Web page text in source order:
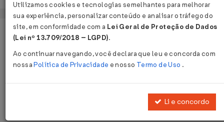
Página Inicial Legislações
Provimento OAB Nº 112 DE
Utilizamos cookies e tecnologias semelhantes para melhorar
sua experiência, personalizar conteúdo e analisar o tráfego do
site, em conformidade com a Lei Geral de Proteção de Dados
(Lei nº 13.709/2018 – LGPD).
Ao continuar navegando, você declara que leu e concorda com
nossaPolítica de Privacidade e nosso Termo de Uso .
Li e concordo